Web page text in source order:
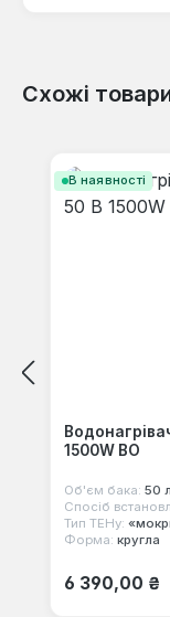
Відгуків
Схожі
В наявності
1500W BO
Об'єм бака: 50 л
Спосіб
Тип ТЕНу:
Форма: кругла
Звичайна
6 390,00 ₴